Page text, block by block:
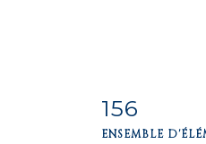
Item detail
156
ENSEMBLE